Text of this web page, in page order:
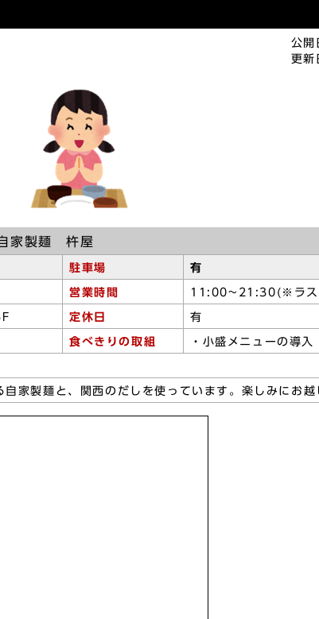
公開
更新
家製麺 杵屋
駐車場 有
営業時間 11:00~21:30(※ラス
定休日 有
食べきりの取組 ・小盛メニューの導入
家製麺と、関西のだしを使っています。楽しみにお越